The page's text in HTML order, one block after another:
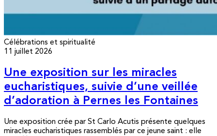
Célébrations et spiritualité
11 juillet 2026
Une exposition sur les miracles
eucharistiques, suivie d’une veillée
d’adoration à Pernes les Fontaines
Une exposition crée par St Carlo Acutis présente quelques
miracles eucharistiques rassemblés par ce jeune saint : elle